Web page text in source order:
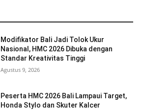
Modifikator Bali Jadi Tolok Ukur
Nasional, HMC 2026 Dibuka dengan
Standar Kreativitas Tinggi
Agustus 9, 2026
Peserta HMC 2026 Bali Lampaui Target,
Honda Stylo dan Skuter Kalcer